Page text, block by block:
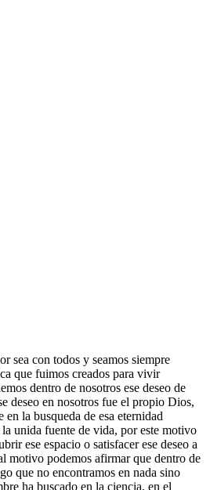
sea con todos y seamos siempre
que fuimos creados para vivir
dentro de nosotros ese deseo de
deseo en nosotros fue el propio Dios,
la busqueda de esa eternidad
unida fuente de vida, por este motivo
ese espacio o satisfacer ese deseo a
motivo podemos afirmar que dentro de
que no encontramos en nada sino
ha buscado en la ciencia, en el